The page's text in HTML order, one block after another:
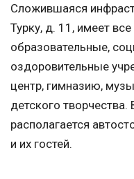
Сложившаяся
Турку, д. 11, имеет
образовательные,
оздоровительные
центр, гимназию,
детского
располагается
и их гостей.